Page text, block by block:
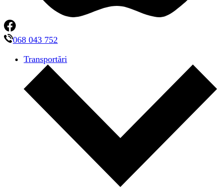
068 043 752
Transportări